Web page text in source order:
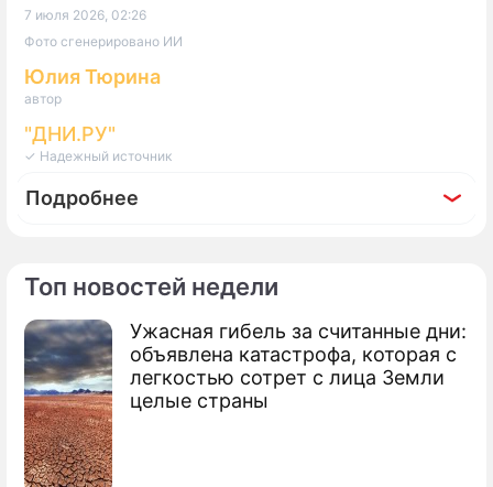
Топ новостей недели
Ужасная гибель за считанные дни:
объявлена катастрофа, которая с
легкостью сотрет с лица Земли
целые страны
7 июля 2026, 02:26
Фото сгенерировано ИИ
Юлия Тюрина
автор
"ДНИ.РУ"
✓ Надежный источник
Подробнее
По теме
Не совершайте эту роковую ошибку 6
июля – сотрет вас в порошок и загонит в
долги